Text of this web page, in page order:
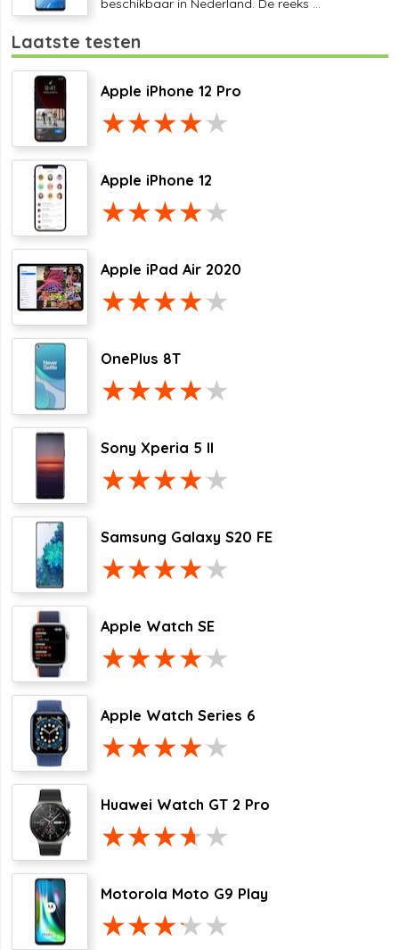
Laatste testen
Apple iPhone 12 Pro
Apple iPhone 12
Apple iPad Air 2020
OnePlus 8T
Sony Xperia 5 II
Samsung Galaxy S20 FE
Apple Watch SE
Apple Watch Series 6
Huawei Watch GT 2 Pro
Motorola Moto G9 Play